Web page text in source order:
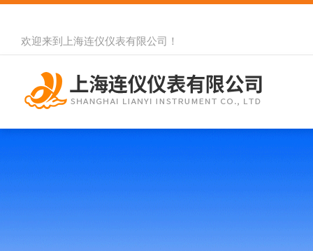
欢迎来到 上海连仪仪表有限公司 ！